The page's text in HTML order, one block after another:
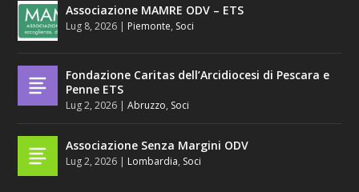
Associazione MAMRE ODV – ETS
Lug 8, 2026 | Piemonte, Soci
Fondazione Caritas dell’Arcidiocesi di Pescara e
Penne ETS
Lug 2, 2026 |Abruzzo, Soci
Associazione Senza Margini ODV
Lug 2, 2026 | Lombardia, Soci